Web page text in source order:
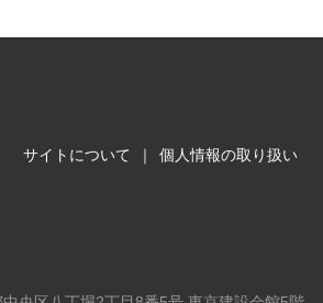
サイトについて ｜ 個人情報の取り扱い